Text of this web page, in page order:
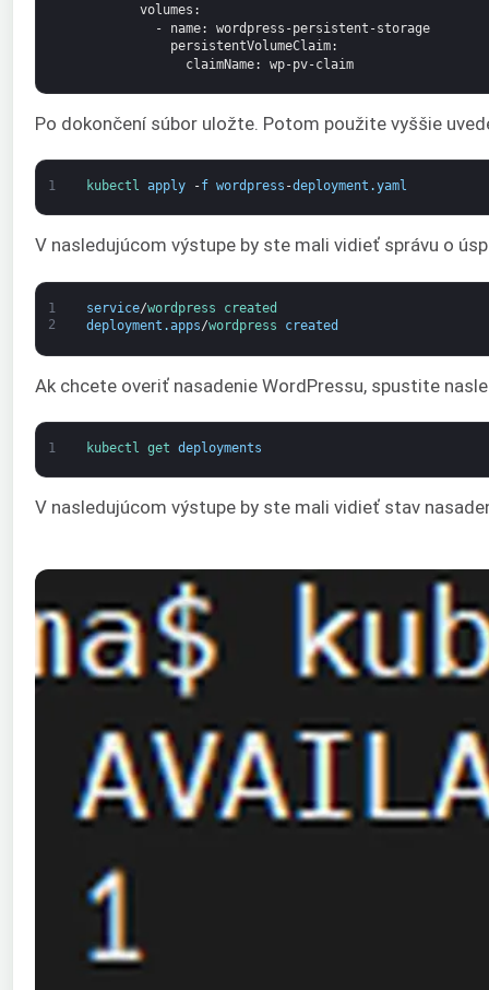
volumes :
-
name: wordpress-persistent-storage
persistentVolumeClaim:
claimName: wp-pv-claim
Po dokončení súbor uložte. Potom použite vyššie
1 kubectl apply -f wordpress -deployment .yaml
V nasledujúcom výstupe by ste mali vidieť správu o
1
2
service/wordpress
created
deployment .apps/wordpress created
Ak chcete overiť nasadenie WordPressu, spustite
1 kubectl get deployments
V nasledujúcom výstupe by ste mali vidieť stav